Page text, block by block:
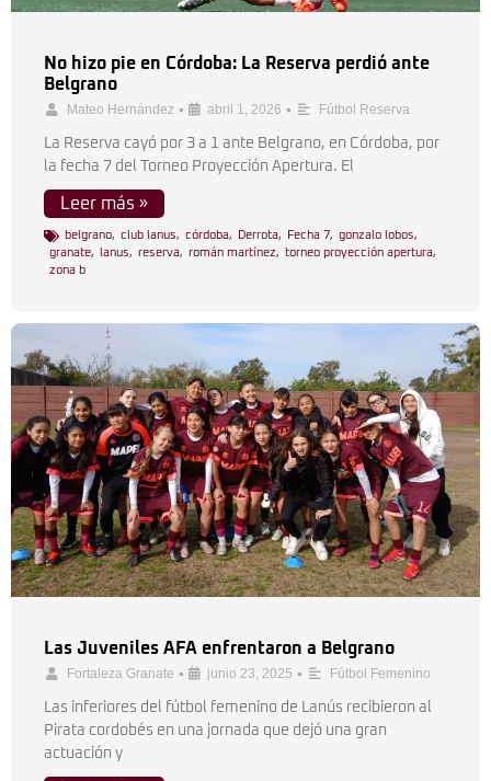
No hizo pie en Córdoba: La Reserva perdió ante
Belgrano
Mateo Hernández • abril 1, 2026 • Fútbol Reserva
La Reserva cayó por 3 a 1 ante Belgrano, en Córdoba, por
la fecha 7 del Torneo Proyección Apertura. El
Leer más »
belgrano, club lanus, córdoba, Derrota, Fecha 7, gonzalo lobos,
granate, lanus, reserva, román martínez, torneo proyección apertura,
zona b
Las Juveniles AFA enfrentaron a Belgrano
Fortaleza Granate • junio 23, 2025 • Fútbol Femenino
Las inferiores del fútbol femenino de Lanús recibieron al
Pirata cordobés en una jornada que dejó una gran
actuación y